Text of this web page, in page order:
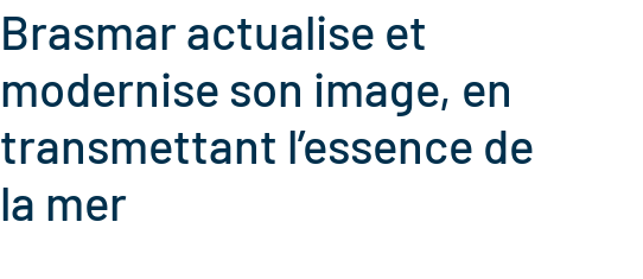
Brasmar actualise et
modernise son image, en
transmettant l’essence de
la mer